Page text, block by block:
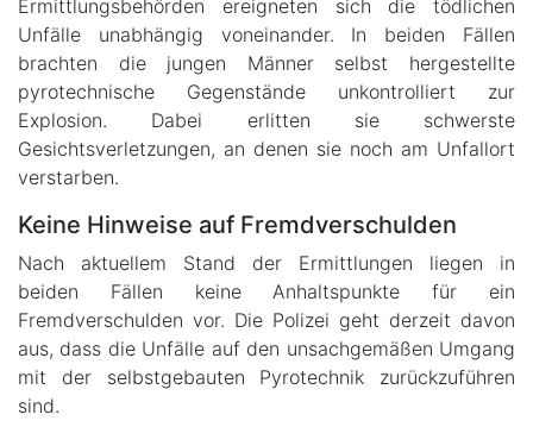
Ermittlungsbehörden ereigneten sich die tödlichen
Unfälle unabhängig voneinander. In beiden Fällen
brachten die jungen Männer selbst hergestellte
pyrotechnische Gegenstände unkontrolliert zur
Explosion. Dabei erlitten sie schwerste
Gesichtsverletzungen, an denen sie noch am Unfallort
verstarben.
Keine Hinweise auf Fremdverschulden
Nach aktuellem Stand der Ermittlungen liegen in
beiden Fällen keine Anhaltspunkte für ein
Fremdverschulden vor. Die Polizei geht derzeit davon
aus, dass die Unfälle auf den unsachgemäßen Umgang
mit der selbstgebauten Pyrotechnik zurückzuführen
sind.